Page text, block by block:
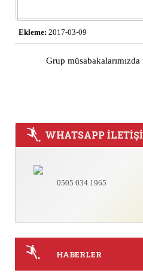
Ekleme: 2017-03-09
Grup
WHATSAPP
0505 034 1965
HABERLER